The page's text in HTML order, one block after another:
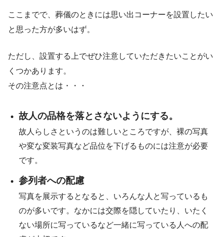
ここまでで、葬儀のときには思い出コーナーを設置したい
と思った方が多いはず。
ただし、設置する上でぜひ注意していただきたいことがい
くつかあります。
その注意点とは・・・
故人の品格を落とさないようにする。
故人らしさというのは難しいところですが、裸の写真
や変な変装写真など品位を下げるものには注意が必要
です。
参列者への配慮
写真を展示するとなると、いろんな人と写っているも
のが多いです。なかには交際を隠していたり、いたく
ない場所に写っているなど一緒に写っている人への配